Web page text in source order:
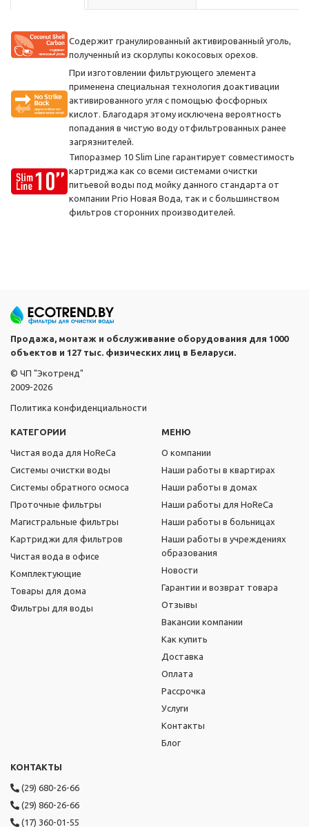
Содержит гранулированный активированный уголь,
полученный из скорлупы кокосовых орехов.
При изготовлении фильтрующего элемента
применена специальная технология доактивации
активированного угля с помощью фосфорных
кислот. Благодаря этому исключена вероятность
попадания в чистую воду отфильтрованных ранее
загрязнителей.
Типоразмер 10 Slim Line гарантирует совместимость
картриджа как со всеми системами очистки
питьевой воды под мойку данного стандарта от
компании Prio Новая Вода, так и с большинством
фильтров сторонних производителей.
Продажа, монтаж и обслуживание оборудования для 1000
объектов и 127 тыс. физических лиц в Беларуси.
© ЧП "Экотренд"
2009-2026
Политика конфиденциальности
КАТЕГОРИИ
Чистая вода для HoReCa
Системы очистки воды
Системы обратного осмоса
Проточные фильтры
Магистральные фильтры
Картриджи для фильтров
Чистая вода в офисе
Комплектующие
Товары для дома
Фильтры для воды
МЕНЮ
О компании
Наши работы в квартирах
Наши работы в домах
Наши работы для HoReCa
Наши работы в больницах
Наши работы в учреждениях
образования
Новости
Гарантии и возврат товара
Отзывы
Вакансии компании
Как купить
Доставка
Оплата
Рассрочка
Услуги
Контакты
Блог
КОНТАКТЫ
(29) 680-26-66
(29) 860-26-66
(17) 360-01-55